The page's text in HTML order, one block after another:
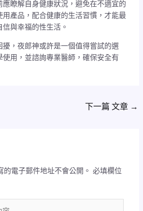
應瞭解自身健康狀況，避免在不適宜的
產品，配合健康的生活習慣，才能最
與幸福的性生活。
擾，夜郎神或許是一個值得嘗試的選
用，並諮詢專業醫師，確保安全有
下一篇 文章 →
的電子郵件地址不會公開。 必填欄位